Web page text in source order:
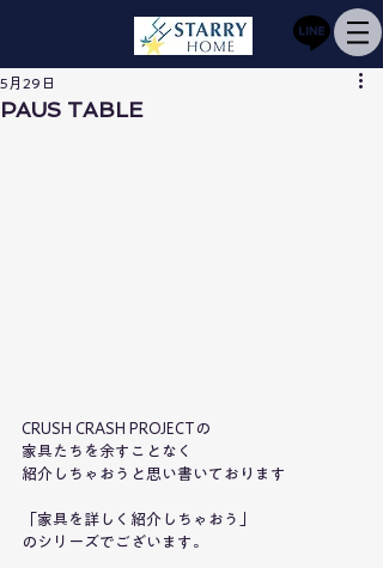
PAUS TABLE
5月29日
CRUSH CRASH PROJECTの
家具たちを余すことなく
紹介しちゃおうと思い書いております
「家具を詳しく紹介しちゃおう」
のシリーズでございます。